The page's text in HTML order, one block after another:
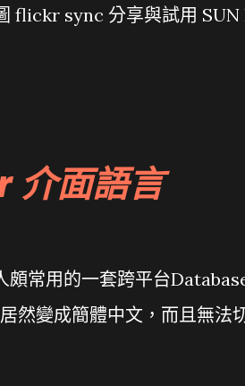
flickr sync 分享與試用 SUN
介面語言
頗常用的一套跨平台
然變成簡體中文，而且無法